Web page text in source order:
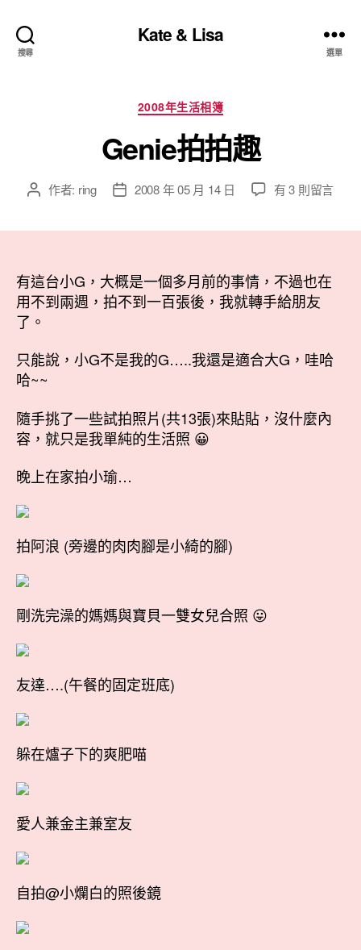
搜尋
Kate & Lisa
選單
分
類
2008年生活相簿
Genie拍拍趣
文 作者: ring
文
期
2008 年 05 月 14 日
在
中
有 3 則留言
有這台小G，大概是一個多月前的事情，不過也在
用不到兩週，拍不到一百張後，我就轉手給朋友
了。
只能說，小G不是我的G…..我還是適合大G，哇哈
哈~~
隨手挑了一些試拍照片(共13張)來貼貼，沒什麼內
容，就只是我單純的生活照 😀
晚上在家拍小瑜…
拍阿浪 (旁邊的肉肉腳是小綺的腳)
剛洗完澡的媽媽與寶貝一雙女兒合照 😛
友達….(午餐的固定班底)
躲在爐子下的爽肥喵
愛人兼金主兼室友
自拍@小爛白的照後鏡